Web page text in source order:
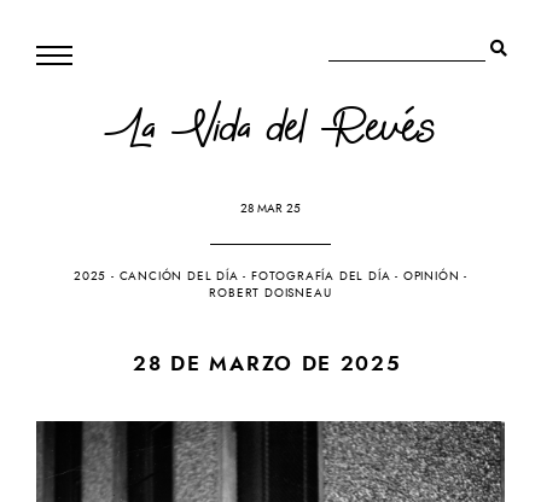
La Vida del Revés
28 MAR 25
2025 - CANCIÓN DEL DÍA - FOTOGRAFÍA DEL DÍA - OPINIÓN -
ROBERT DOISNEAU
28 DE MARZO DE 2025